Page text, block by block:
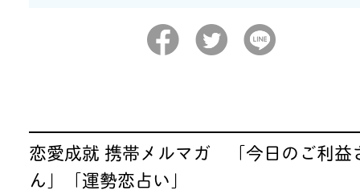
恋愛成就 携帯メルマガ 「今日のご利益
ん」「運勢恋占い」